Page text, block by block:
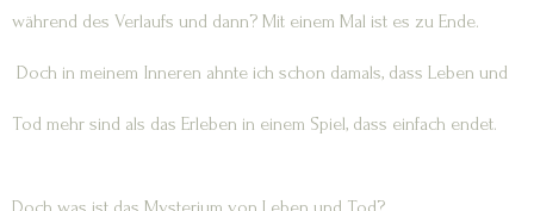
während des Verlaufs und dann? Mit einem Mal ist es zu Ende.
Doch in meinem Inneren ahnte ich schon damals, dass Leben und
Tod mehr sind als das Erleben in einem Spiel, dass einfach endet.